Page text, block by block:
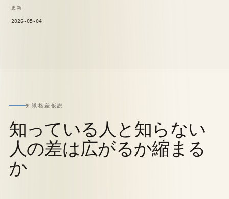
更新
2026-05-04
知識格差仮説
知っている人と知らない
人の差は広がるか縮まる
か